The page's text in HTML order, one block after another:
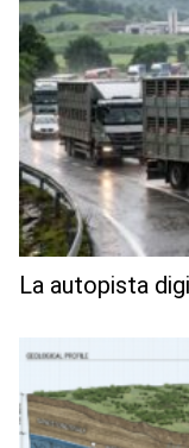
La autopista